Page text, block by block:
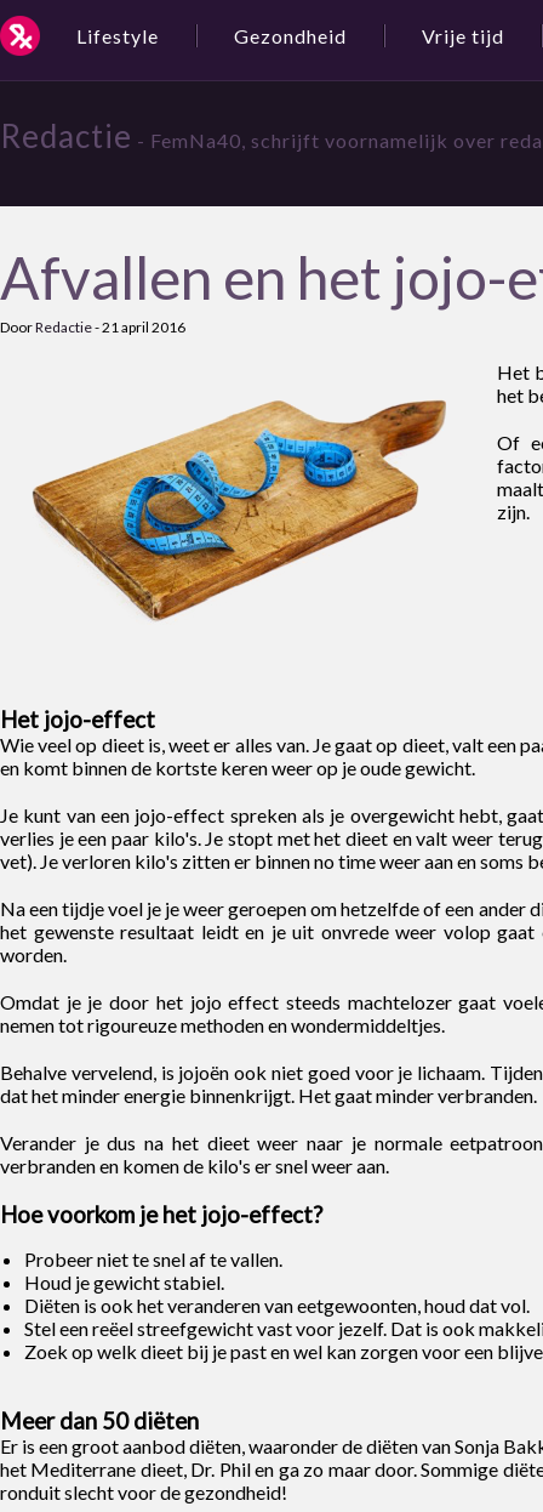
Lifestyle Gezondheid Vrije tijd
Redactie - FemNa40, schrijft voornamelijk over
Afvallen en het jojo-
DoorRedactie-21 april 2016
Het
het
Of
zijn.
Het jojo-effect
Wie veel op dieet is, weet er alles van. Je gaat op dieet, valt een
en komt binnen de kortste keren weer op je oude gewicht.
Je kunt van een jojo-effect spreken als je overgewicht hebt,
verlies je een paar kilo's. Je stopt met het dieet en valt weer
vet). Je verloren kilo's zitten er binnen no time weer aan en soms
Na een tijdje voel je je weer geroepen om hetzelfde of een
het gewenste resultaat leidt en je uit onvrede weer volop
worden.
Omdat je je door het jojo effect steeds machtelozer gaat
nemen tot rigoureuze methoden en wondermiddeltjes.
Behalve vervelend, is jojoën ook niet goed voor je lichaam.
dat het minder energie binnenkrijgt. Het gaat minder verbranden.
Verander je dus na het dieet weer naar je normale
verbranden en komen de kilo's er snel weer aan.
Hoe voorkom je het jojo-effect?
Probeer niet te snel af te vallen.
Houd je gewicht stabiel.
Diëten is ook het veranderen van eetgewoonten, houd dat vol.
Stel een reëel streefgewicht vast voor jezelf. Dat is ook
Zoek op welk dieet bij je past en wel kan zorgen voor een
Meer dan 50 diëten
Er is een groot aanbod diëten, waaronder de diëten van Sonja
het Mediterrane dieet, Dr. Phil en ga zo maar door. Sommige
ronduit slecht voor de gezondheid!